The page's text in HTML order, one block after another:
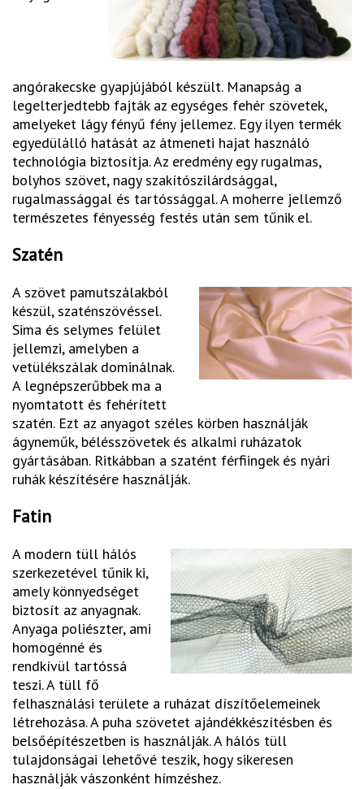
angórakecske gyapjújából készült. Manapság a
legelterjedtebb fajták az egységes fehér szövetek,
amelyeket lágy fényű fény jellemez. Egy ilyen termék
egyedülálló hatását az átmeneti hajat használó
technológia biztosítja. Az eredmény egy rugalmas,
bolyhos szövet, nagy szakítószilárdsággal,
rugalmassággal és tartóssággal. A moherre jellemző
természetes fényesség festés után sem tűnik el.
Szatén
A szövet pamutszálakból
készül, szaténszövéssel.
Sima és selymes felület
jellemzi, amelyben a
vetülékszálak dominálnak.
A legnépszerűbbek ma a
nyomtatott és fehérített
szatén. Ezt az anyagot széles körben használják
ágyneműk, bélésszövetek és alkalmi ruházatok
gyártásában. Ritkábban a szatént férfiingek és nyári
ruhák készítésére használják.
Fatin
A modern tüll hálós
szerkezetével tűnik ki,
amely könnyedséget
biztosít az anyagnak.
Anyaga poliészter, ami
homogénné és
rendkívül tartóssá
teszi. A tüll fő
felhasználási területe a ruházat díszítőelemeinek
létrehozása. A puha szövetet ajándékkészítésben és
belsőépítészetben is használják. A hálós tüll
tulajdonságai lehetővé teszik, hogy sikeresen
használják vászonként hímzéshez.